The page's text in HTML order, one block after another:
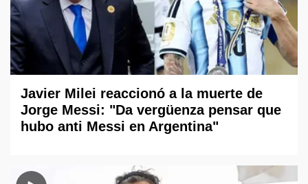
Javier Milei reaccionó a la muerte de
Jorge Messi: "Da vergüenza pensar que
hubo anti Messi en Argentina"